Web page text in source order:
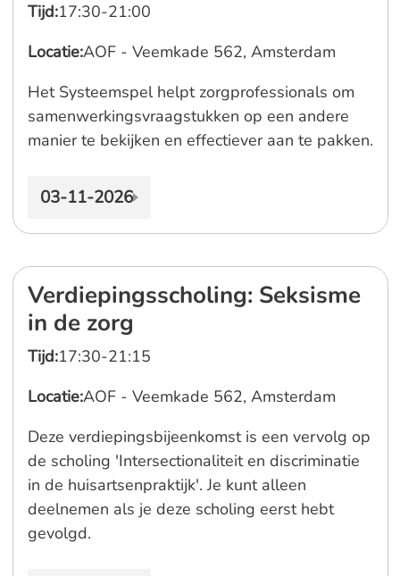
Tijd:17:30-21:00
Locatie:AOF - Veemkade 562, Amsterdam
Het Systeemspel helpt zorgprofessionals om
samenwerkingsvraagstukken op een andere
manier te bekijken en effectiever aan te pakken.
03-11-2026
Verdiepingsscholing: Seksisme
in de zorg
Tijd:17:30-21:15
Locatie:AOF - Veemkade 562, Amsterdam
Deze verdiepingsbijeenkomst is een vervolg op
de scholing 'Intersectionaliteit en discriminatie
in de huisartsenpraktijk'. Je kunt alleen
deelnemen als je deze scholing eerst hebt
gevolgd.